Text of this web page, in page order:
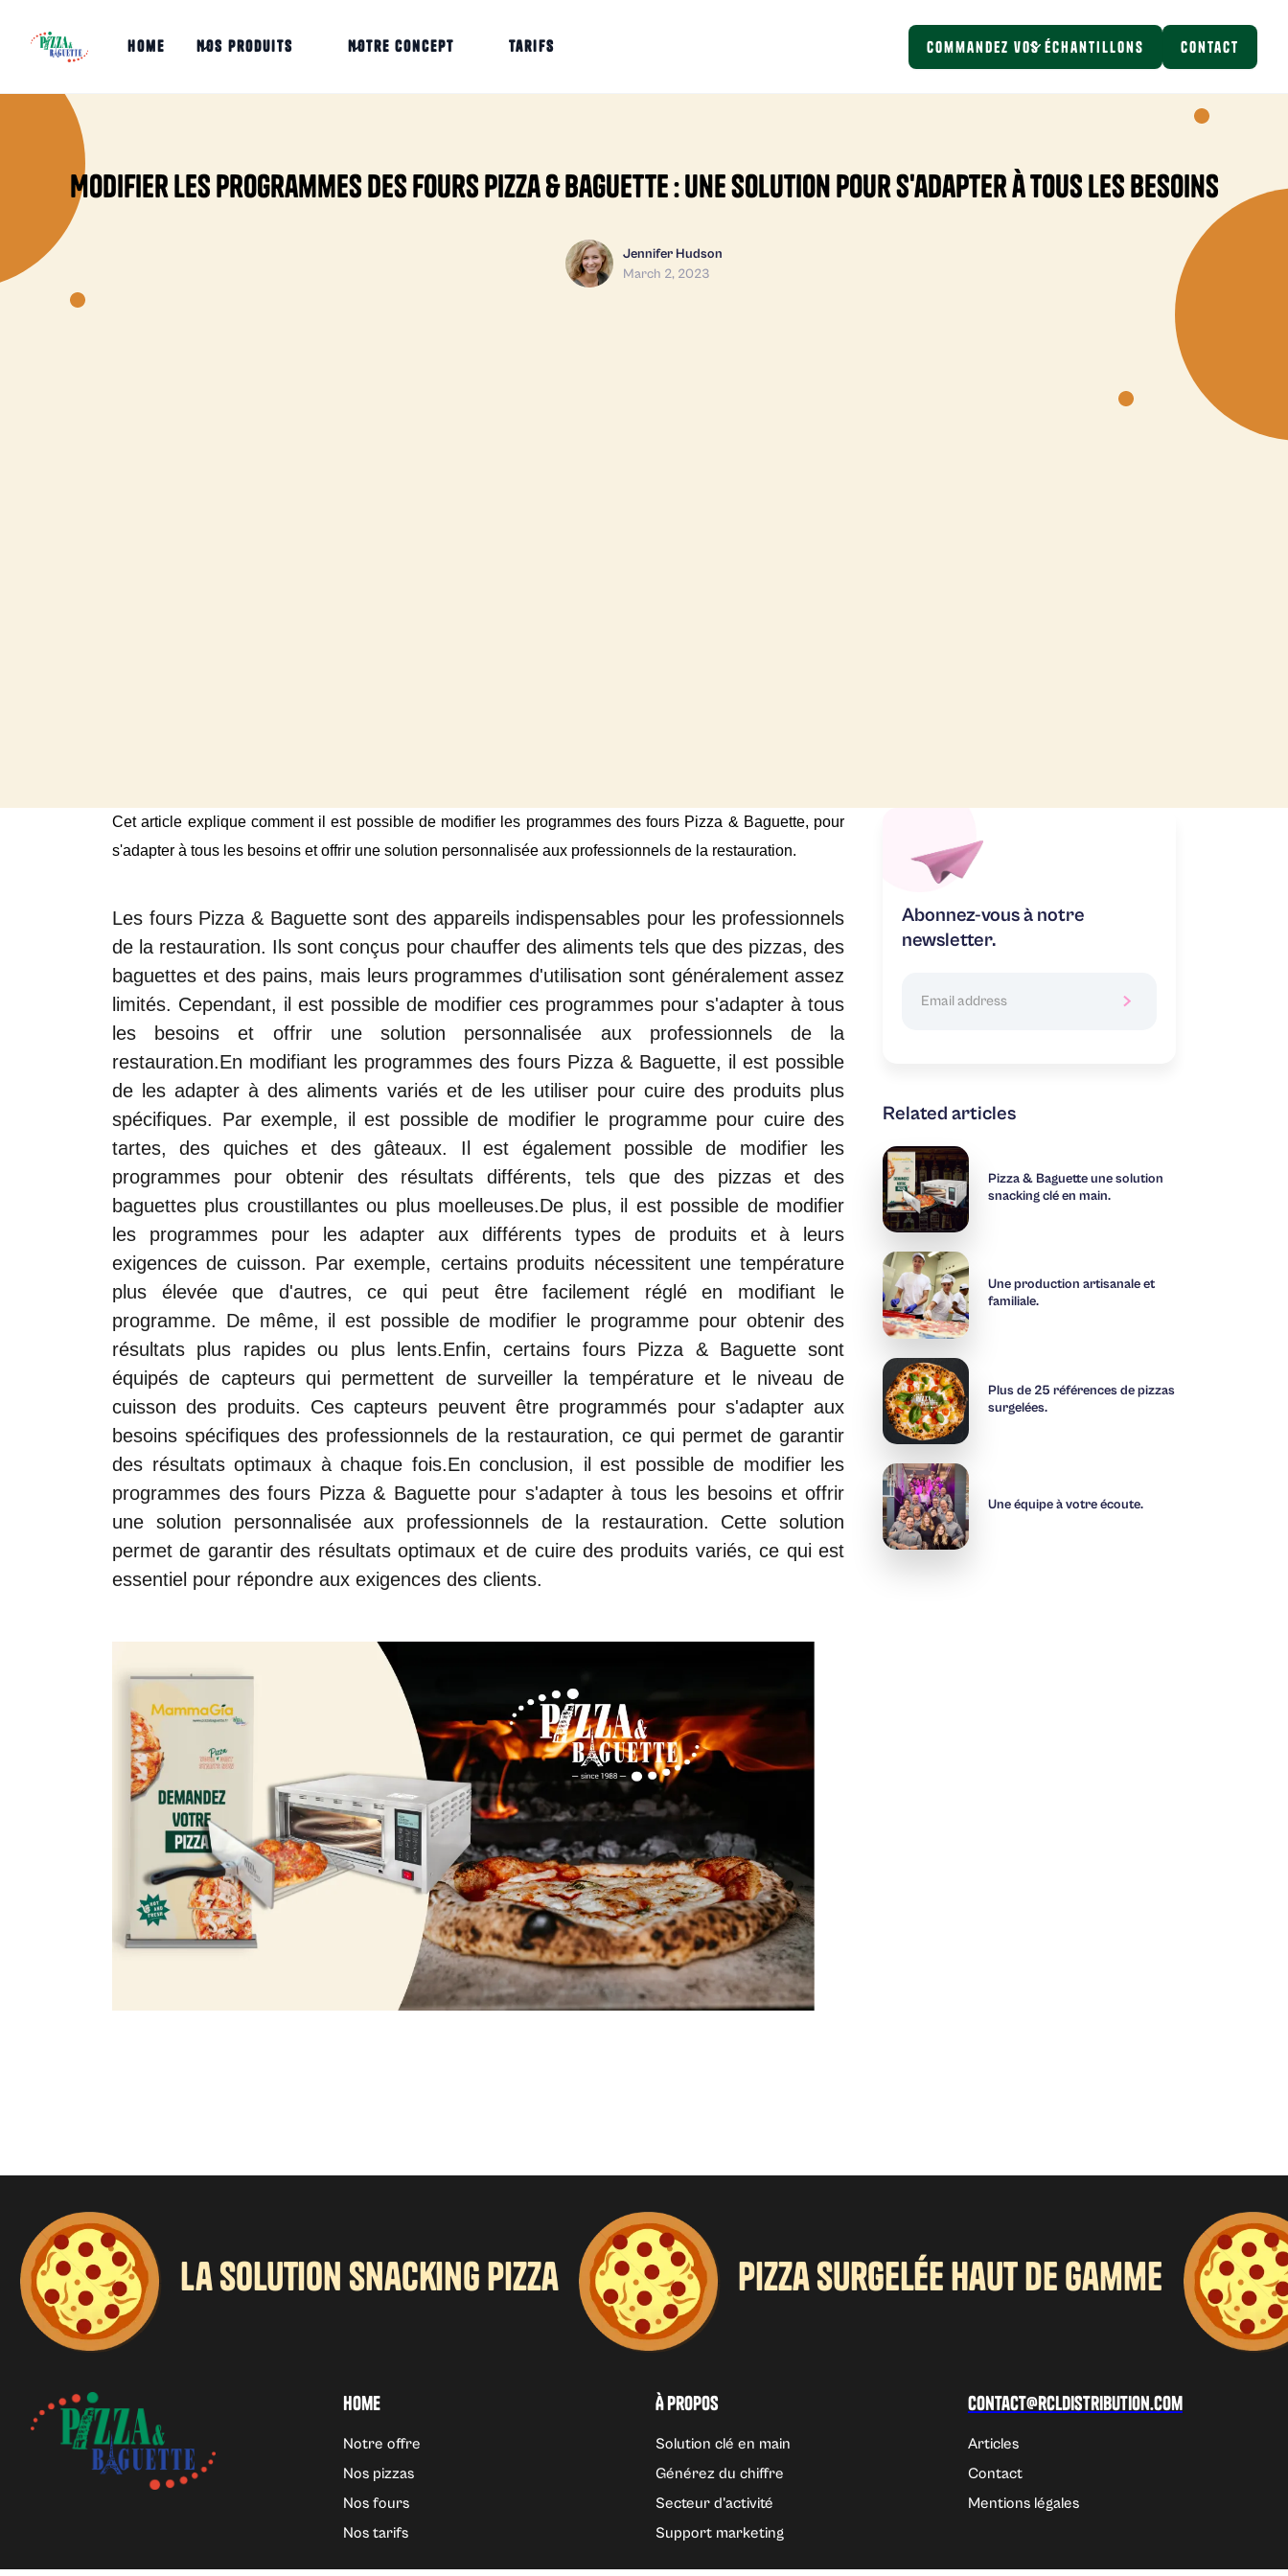
home Nos produits Notre concept Tarifs Commandez vos échantillons Contact
Modifier les programmes des fours Pizza & Baguette : une solution pour s'adapter à tous les besoins
Jennifer Hudson
March 2, 2023
Cet article explique comment il est possible de modifier les programmes des fours Pizza & Baguette, pour
s'adapter à tous les besoins et offrir une solution personnalisée aux professionnels de la restauration.
Les fours Pizza & Baguette sont des appareils indispensables pour les professionnels
de la restauration. Ils sont conçus pour chauffer des aliments tels que des pizzas, des
baguettes et des pains, mais leurs programmes d'utilisation sont généralement assez
limités. Cependant, il est possible de modifier ces programmes pour s'adapter à tous
les besoins et offrir une solution personnalisée aux professionnels de la
restauration.En modifiant les programmes des fours Pizza & Baguette, il est possible
de les adapter à des aliments variés et de les utiliser pour cuire des produits plus
spécifiques. Par exemple, il est possible de modifier le programme pour cuire des
tartes, des quiches et des gâteaux. Il est également possible de modifier les
programmes pour obtenir des résultats différents, tels que des pizzas et des
baguettes plus croustillantes ou plus moelleuses.De plus, il est possible de modifier
les programmes pour les adapter aux différents types de produits et à leurs
exigences de cuisson. Par exemple, certains produits nécessitent une température
plus élevée que d'autres, ce qui peut être facilement réglé en modifiant le
programme. De même, il est possible de modifier le programme pour obtenir des
résultats plus rapides ou plus lents.Enfin, certains fours Pizza & Baguette sont
équipés de capteurs qui permettent de surveiller la température et le niveau de
cuisson des produits. Ces capteurs peuvent être programmés pour s'adapter aux
besoins spécifiques des professionnels de la restauration, ce qui permet de garantir
des résultats optimaux à chaque fois.En conclusion, il est possible de modifier les
programmes des fours Pizza & Baguette pour s'adapter à tous les besoins et offrir
une solution personnalisée aux professionnels de la restauration. Cette solution
permet de garantir des résultats optimaux et de cuire des produits variés, ce qui est
essentiel pour répondre aux exigences des clients.
Abonnez-vous à notre
newsletter.
Related articles
Pizza & Baguette une solution
snacking clé en main.
Une production artisanale et
familiale.
Plus de 25 références de pizzas
surgelées.
Une équipe à votre écoute.
la solution snacking pizza pizza surgelée haut de gamme
Home
Notre offre
Nos pizzas
Nos fours
Nos tarifs
À propos
Solution clé en main
Générez du chiffre
Secteur d'activité
Support marketing
Articles
Contact
Mentions légales
Contact@rcldistribution.com